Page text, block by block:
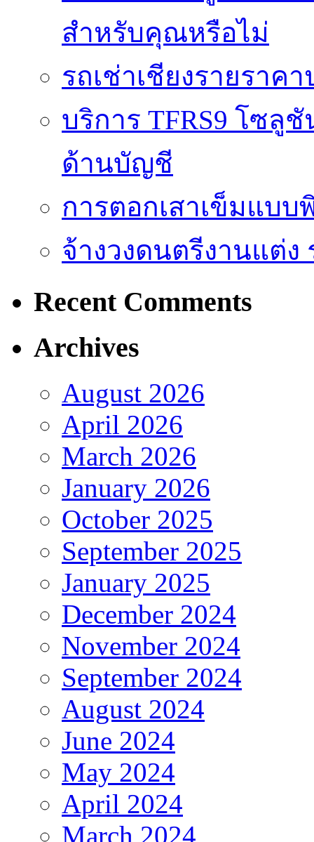
สำหรับคุณหรือไม่
รถเช่าเชียงรายราค
บริการ TFRS9 โซลู
ด้านบัญชี
การตอกเสาเข็มแบบ
จ้างวงดนตรีงานแต่ง
Recent Comments
Archives
August 2026
April 2026
March 2026
January 2026
October 2025
September 2025
January 2025
December 2024
November 2024
September 2024
August 2024
June 2024
May 2024
April 2024
March 2024